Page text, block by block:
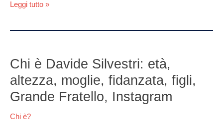
Leggi tutto »
Chi è Davide Silvestri: età,
altezza, moglie, fidanzata, figli,
Grande Fratello, Instagram
Chi è?
è
Davide
Silvestri:
età,
altezza,
moglie,